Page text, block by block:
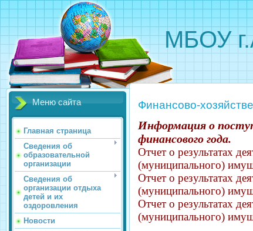
МБОУ
Меню сайта
Главная страница
Сведения об
образовательной
организации
Сведения об
организации отдыха
детей и их
оздоровления
Новости
Финансово-
Информация о
финансового года.
Отчет о результатах
(муниципального)
Отчет о результатах
(муниципального)
Отчет о результатах
(муниципального)